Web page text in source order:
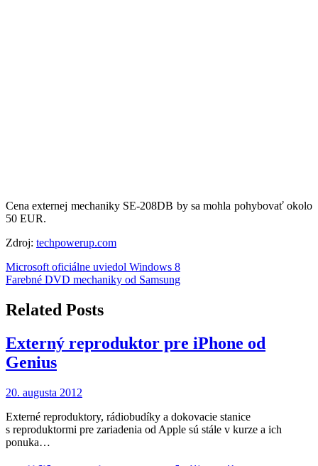
Cena externej mechaniky SE-208DB by sa mohla pohybovať okolo
50 EUR.
Zdroj: techpowerup.com
Navigácia
v
článku
Microsoft oficiálne uviedol Windows 8
Farebné DVD mechaniky od Samsung
Related Posts
Externý reproduktor pre iPhone od
Genius
20. augusta 2012
Externé reproduktory, rádiobudíky a dokovacie stanice
s reproduktormi pre zariadenia od Apple sú stále v kurze a ich
ponuka…